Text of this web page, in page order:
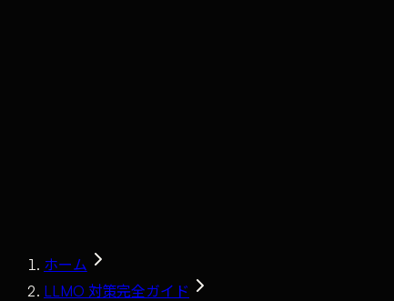
ホーム
LLMO 対策完全ガイド